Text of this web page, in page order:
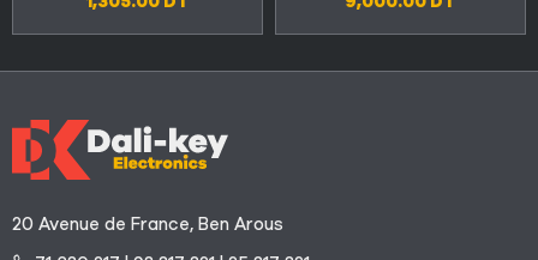
20 Avenue de France, Ben Arous